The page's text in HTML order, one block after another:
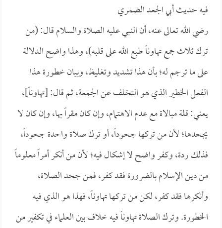
فيه حديثأبي الجعد الضمري
رضي الله تعالى عنه، أن النبي عليه الصلاة والسلام قال: (من
ترك ثلاث جمع تهاوناً طبع الله على قلبه)، وهذا واضح الدلالة
على ما ترجم له؛ بأن هذا تشديد وتغليظ، وبيان خطورة هذا
الفعل الخطير الذي هو التخلف عن الجمعة، ثم قال: [تهاوناً]،
يعني: قلة مبالاة مع عدم الاهتمام، وإن كان مقراً بها، وإن كان لا
يجحدها؛ لأن من تركها جحوداً، أو ترك صلاة واحدة جحوداً،
فذلك ردة، وكفر واضح لا إشكال فيه؛ لأن من أنكر أمراً معلوماً
من دين الإسلام بالضرورة فقد كفر، فمن جحد الصلاة،
وأنكرها فقد كفر، لكن من تركها تهاوناً، فهذا هو الذي فيه
الخطورة. وترك الصلاة تهاوناً فيه خلاف بين العلماء في تكفير من